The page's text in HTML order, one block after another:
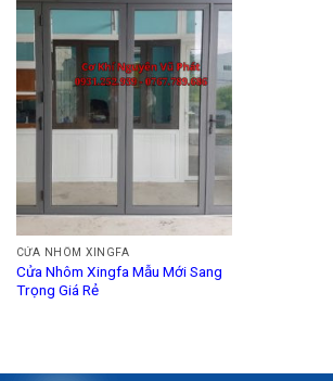
CỬA NHÔM XINGFA
Cửa Nhôm Xingfa Mẫu Mới Sang
Trọng Giá Rẻ